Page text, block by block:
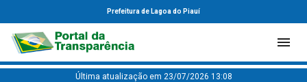
Prefeitura de Lagoa do Piauí
Última atualização em 23/07/2026 13:08